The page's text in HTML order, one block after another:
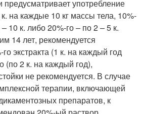
предусматривает употребление
на каждые 10 кг массы тела, 10%-
– 10 к. либо 20%-го – по 2 – 5 к.
14 лет, рекомендуется
экстракта (1 к. на каждый год
(по 2 к. на каждый год),
не рекомендуется. В случае
терапии, включающей
препаратов, к